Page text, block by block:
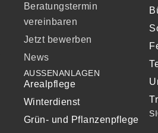
Beratungstermin
vereinbaren
Jetzt bewerben
News
AUSSENANLAGEN
Arealpflege
Winterdienst
Grün- und Pflanzenpflege